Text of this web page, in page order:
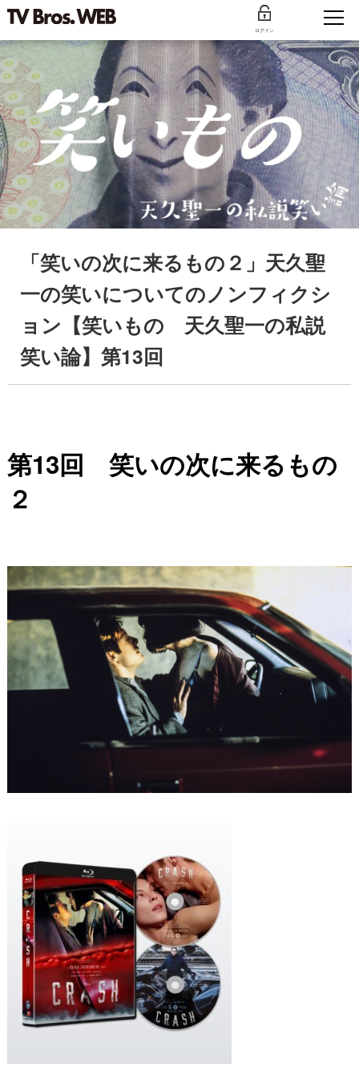
ログイン
「笑いの次に来るもの２」天久聖
一の笑いについてのノンフィクシ
ョン【笑いもの 天久聖一の私説
笑い論】第13回
第13回 笑いの次に来るもの
２